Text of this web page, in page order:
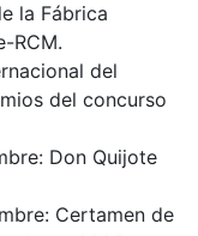
la Fábrica
RCM.
del
del concurso
Don Quijote
Certamen de